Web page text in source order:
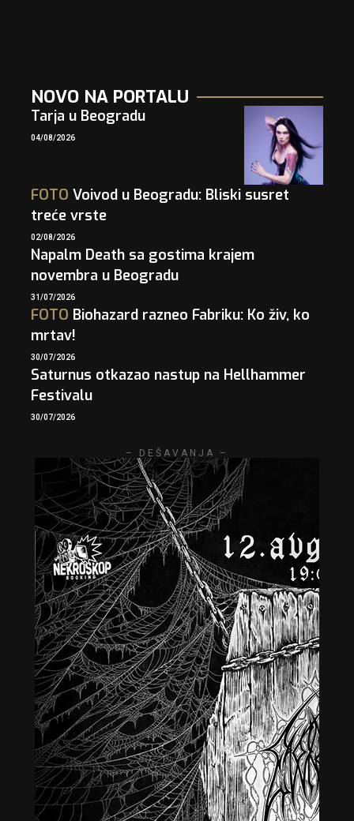
NOVO NA PORTALU
Tarja u Beogradu
04/08/2026
FOTO Voivod u Beogradu: Bliski susret
treće vrste
02/08/2026
Napalm Death sa gostima krajem
novembra u Beogradu
31/07/2026
FOTO Biohazard razneo Fabriku: Ko živ, ko
mrtav!
30/07/2026
Saturnus otkazao nastup na Hellhammer
Festivalu
30/07/2026
– DEŠAVANJA –